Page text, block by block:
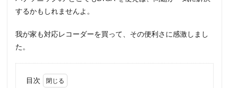
するかもしれませんよ。
我が家も対応レコーダーを買って、その便利さに感激しまし
た。
目次